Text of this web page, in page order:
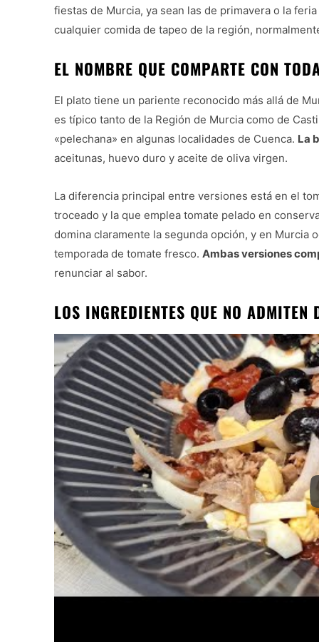
fiestas de Murcia, ya sean las de primavera o la
cualquier comida de tapeo de la región,
EL NOMBRE QUE COMPARTE CON
El plato tiene un pariente reconocido más allá de
es típico tanto de la Región de Murcia como de
«pelechana» en algunas localidades de Cuenca. La
aceitunas, huevo duro y aceite de oliva virgen.
La diferencia principal entre versiones está en el
troceado y la que emplea tomate pelado en
domina claramente la segunda opción, y en Murcia
temporada de tomate fresco. Ambas versiones
renunciar al sabor.
LOS INGREDIENTES QUE NO ADMITEN